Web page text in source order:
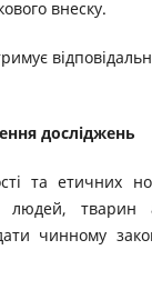
внеску.
досліджень
та етичних
тварин
чинному